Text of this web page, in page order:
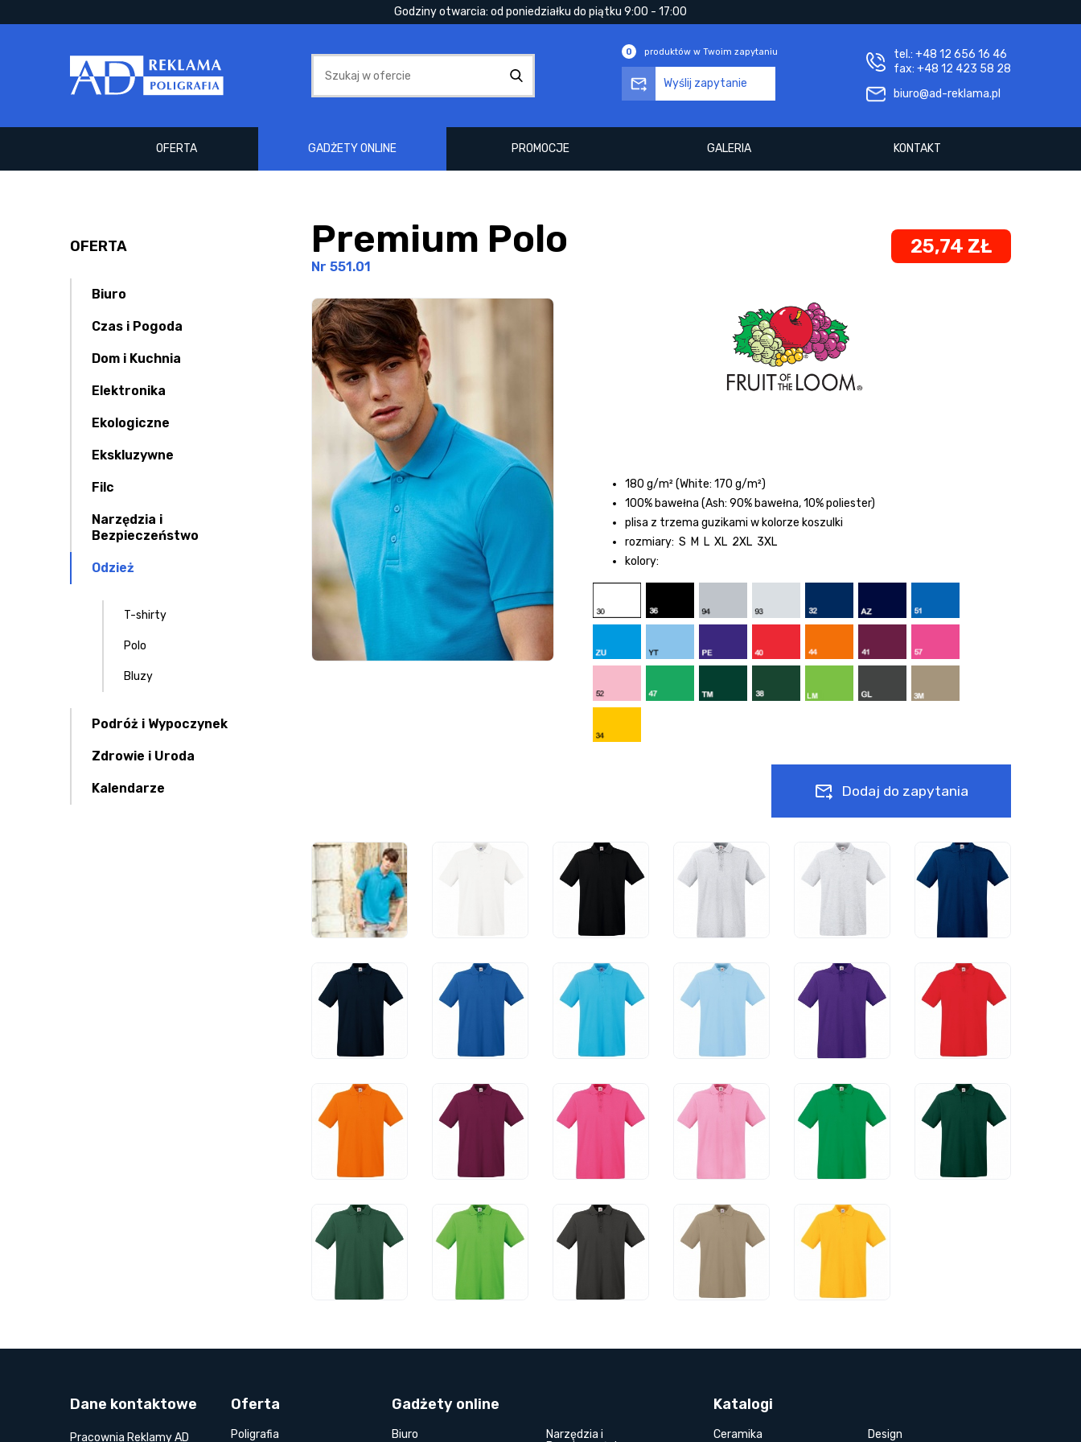
Godziny otwarcia: od poniedziałku do piątku 9:00 - 17:00
0 produktów w Twoim zapytaniu
Wyślij zapytanie
tel.: +48 12 656 16 46
fax: +48 12 423 58 28
biuro@ad-reklama.pl
OFERTA GADŻETY ONLINE PROMOCJE GALERIA KONTAKT
OFERTA
Biuro
Czas i Pogoda
Dom i Kuchnia
Elektronika
Ekologiczne
Ekskluzywne
Filc
Narzędzia i
Bezpieczeństwo
Odzież
T-shirty
Polo
Bluzy
Podróż i Wypoczynek
Zdrowie i Uroda
Kalendarze
Premium Polo
Nr 551.01
25,74 ZŁ
180 g/m² (White: 170 g/m²)
100% bawełna (Ash: 90% bawełna, 10% poliester)
plisa z trzema guzikami w kolorze koszulki
rozmiary: S M L XL 2XL 3XL
kolory:
Dodaj do zapytania
Dane kontaktowe
Pracownia Reklamy AD
Oferta
Poligrafia
Gadżety online
Biuro
Narzędzia i
Katalogi
Ceramika Design